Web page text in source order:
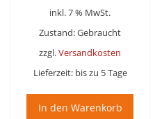
war:
199,95 €169,95 €.
inkl. 7 % MwSt.
Zustand: Gebraucht
zzgl.Versandkosten
Lieferzeit: bis zu 5 Tage
In den Warenkorb